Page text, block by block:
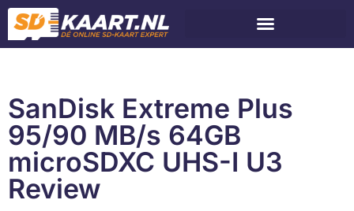
SanDisk Extreme Plus
95/90 MB/s 64GB
microSDXC UHS-I U3
Review